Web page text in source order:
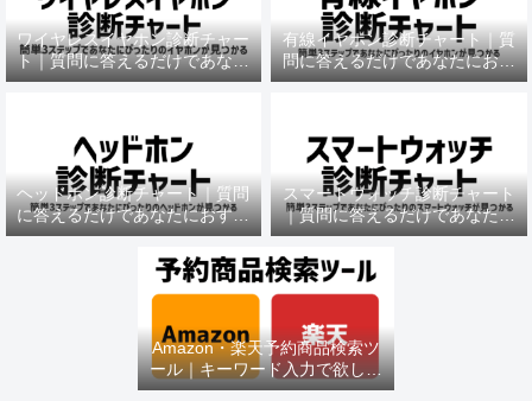
ワイヤレスイヤホン診断チャー
ト｜質問に答えるだけであなた
におすすめの機種がわかる
有線イヤホン診断チャート｜質
問に答えるだけであなたにおす
すめの機種がわかる
ヘッドホン診断チャート｜質問
に答えるだけであなたにおすす
めの機種がわかる
スマートウォッチ診断チャート
｜質問に答えるだけであなたに
おすすめの機種がわかる
Amazon・楽天予約商品検索ツ
ール｜キーワード入力で欲しい
商品を即チェック